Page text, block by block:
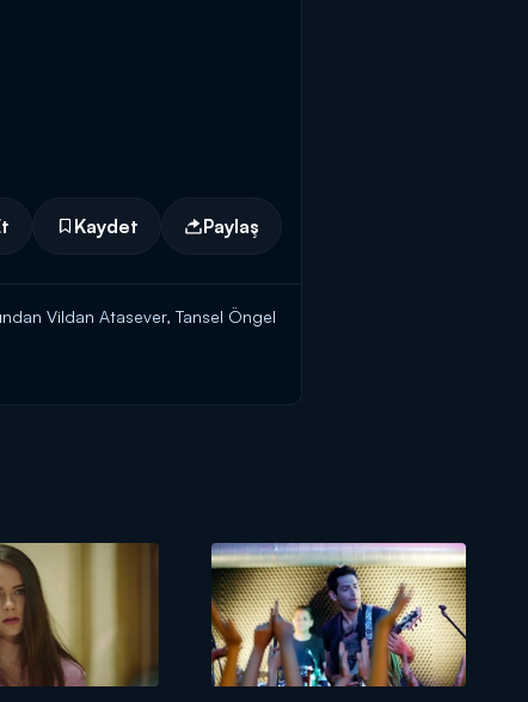
Kaydet Paylaş
Vildan Atasever, Tansel Öngel